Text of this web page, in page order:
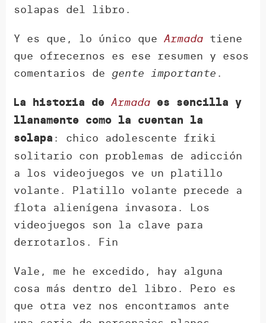
solapas del libro.
Y es que, lo único queArmada tiene
que ofrecernos es ese resumen y esos
comentarios de gente importante .
La historia deArmada es sencilla y
llanamente como la cuentan la
solapa : chico adolescente friki
solitario con problemas de adicción
a los videojuegos ve un platillo
volante. Platillo volante precede a
flota alienígena invasora. Los
videojuegos son la clave para
derrotarlos. Fin
Vale, me he excedido, hay alguna
cosa más dentro del libro. Pero es
que otra vez nos encontramos ante